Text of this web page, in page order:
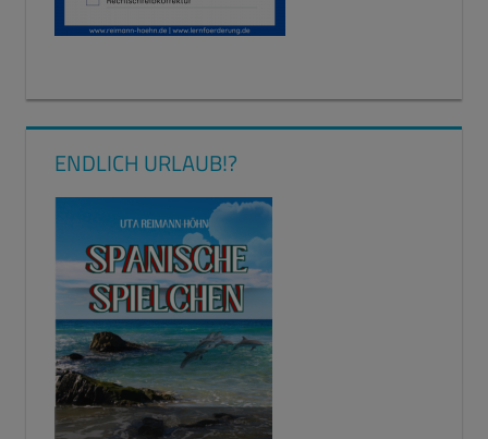
ENDLICH URLAUB!?